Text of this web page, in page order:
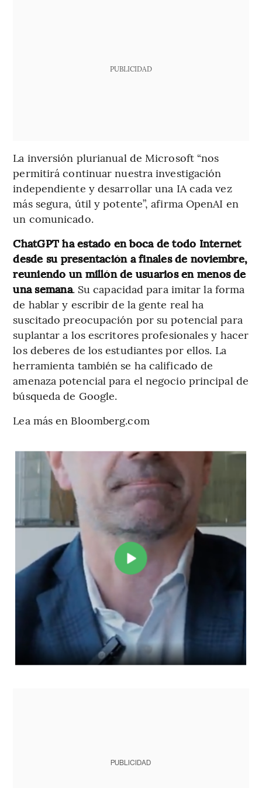
PUBLICIDAD
La inversión plurianual de Microsoft “nos
permitirá continuar nuestra investigación
independiente y desarrollar una IA cada vez
más segura, útil y potente”, afirma OpenAI en
un comunicado.
ChatGPT ha estado en boca de todo Internet
desde su presentación a finales de noviembre,
reuniendo un millón de usuarios en menos de
una semana. Su capacidad para imitar la forma
de hablar y escribir de la gente real ha
suscitado preocupación por su potencial para
suplantar a los escritores profesionales y hacer
los deberes de los estudiantes por ellos. La
herramienta también se ha calificado de
amenaza potencial para el negocio principal de
búsqueda de Google.
Lea más en Bloomberg.com
PUBLICIDAD